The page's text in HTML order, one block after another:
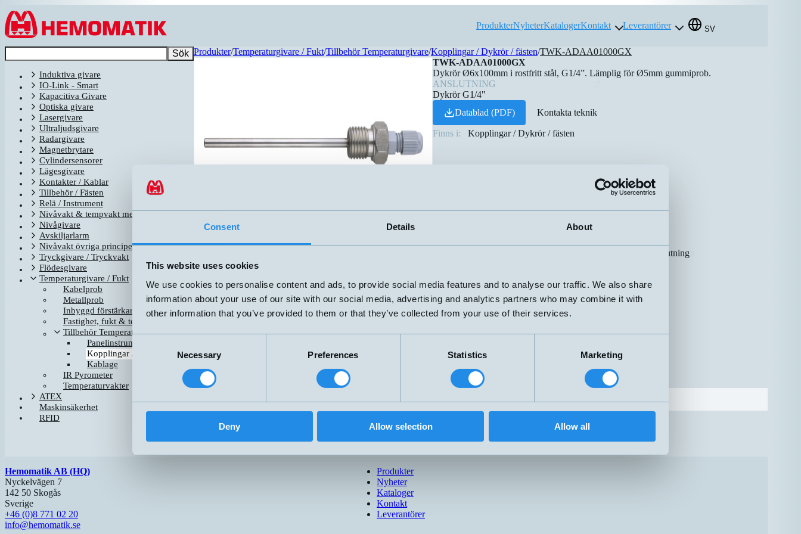
Consent Details About
This website uses cookies
We use cookies to personalise content and ads, to provide social media features and to analyse our traffic. We also share
information about your use of our site with our social media, advertising and analytics partners who may combine it with
other information that you’ve provided to them or that they’ve collected from your use of their services.
Consent
Selection
Necessary Preferences Statistics Marketing
Deny Allow selection Allow all
Hoppa till innehållet
ProdukterNyheterKatalogerKontakt Leverantörer SV
Sök
Induktiva givare
IO-Link - Smart
Kapacitiva Givare
Optiska givare
Lasergivare
Ultraljudsgivare
Radargivare
Magnetbrytare
Cylindersensorer
Lägesgivare
Kontakter / Kablar
Tillbehör / Fästen
Relä / Instrument
Nivåvakt & tempvakt med flottör
Nivågivare
Avskiljarlarm
Nivåvakt övriga principer
Tryckgivare / Tryckvakt
Flödesgivare
Temperaturgivare / Fukt
Kabelprob
Metallprob
Inbyggd förstärkare, 4-20mA
Fastighet, fukt & temperatur
Tillbehör Temperaturgivare
Panelinstrument
Kopplingar / Dykrör / fästen
Kablage
IR Pyrometer
Temperaturvakter
ATEX
Maskinsäkerhet
RFID
Produkter/Temperaturgivare / Fukt/Tillbehör Temperaturgivare/Kopplingar / Dykrör / fästen/TWK-ADAA01000GX
TWK-ADAA01000GX
Dykrör Ø6x100mm i rostfritt stål, G1/4”. Lämplig för Ø5mm gummiprob.
ANSLUTNING
Dykrör G1/4"
Datablad (PDF)
Kontakta teknik
Finns i: Kopplingar / Dykrör / fästen
Relaterade produkter
Anslutning⇅
CFM-AG-3-AE
CFP-AD-3-AE
CFP-AD-6-AE
CFP-AG-6-AE
SKIN-002
TWCF-OL0200M30AL
G1/2"
TWCF-OL0300M30AD
Dykrör
G1/4"
G1/4"
Hemomatik AB (HQ)
Nyckelvägen 7
142 50 Skogås
Sverige
+46 (0)8 771 02 20
info@hemomatik.se
Produkter
Nyheter
Kataloger
Kontakt
Leverantörer